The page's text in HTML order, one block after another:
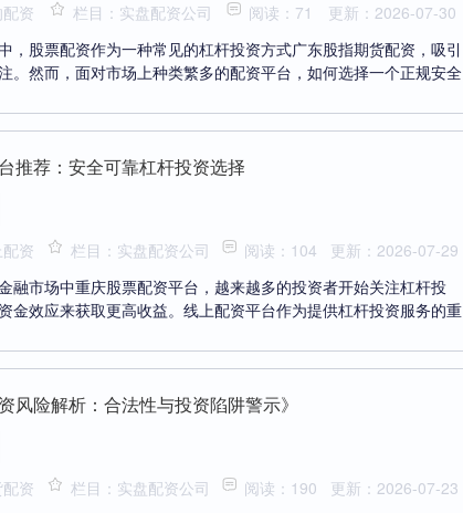
资 栏目：实盘配资公司 阅读：71
更新：2026-07-30
，股票配资作为一种常见的杠杆投资方式广东股指期货配资，吸引
。然而，面对市场上种类繁多的配资平台，如何选择一个正规安全
推荐：安全可靠杠杆投资选择
资 栏目：实盘配资公司 阅读：104
更新：2026-07-29
融市场中重庆股票配资平台，越来越多的投资者开始关注杠杆投
金效应来获取更高收益。线上配资平台作为提供杠杆投资服务的重
风险解析：合法性与投资陷阱警示》
资 栏目：实盘配资公司 阅读：190 更新：2026-07-23